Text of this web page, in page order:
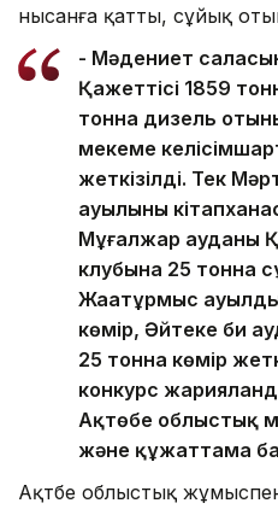
нысанға қатты, сұйық отын
- Мәдениет
Қажеттісі 1859
тонна дизель
мекеме
жеткізілді. Тек
ауылының
Мұғалжар ауданы
клубына 25 тонна
Жаңатұрмыс
көмір, Әйтеке би
25 тонна көмір
конкурс
Ақтөбе облыстық
және құжаттама
Ақтөбе облыстық